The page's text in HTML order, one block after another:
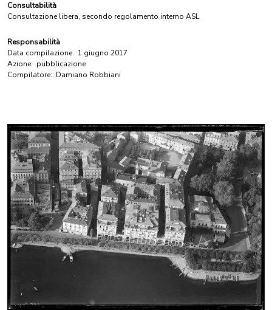
Consultabilità
Consultazione libera, secondo regolamento interno ASL
Responsabilità
Data compilazione: 1 giugno 2017
Azione: pubblicazione
Compilatore: Damiano Robbiani